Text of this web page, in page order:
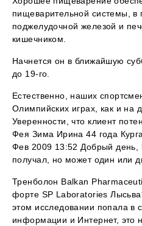
пищеварительной системы, в
поджелудочной железой и
кишечником.
Начнется он в ближайшую
до 19-го.
Естественно, наших
Олимпийских играх, как и на
Уверенности, что клиент
Фея Зима Ирина 44 года
Фев 2009 13:52 Добрый день,
получал, но может один или
Тренболон Balkan
форте SP Laboratories
этом исследовании попала в
информации и Интернет, это